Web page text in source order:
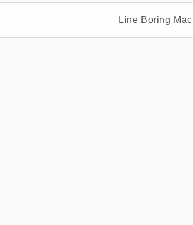
Line Boring